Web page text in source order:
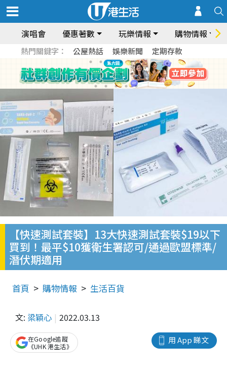
演唱會 優惠著數 玩樂情報 購物情報
熱門關鍵字： 公屋熱話 娛樂新聞 定期存款
【快速測試套裝】13大快速測試套裝$19以下
買到！最平$10獲衛生署認可/通過歐盟標準/
潛伏期適用
首頁 購物情報 生活百貨
文: 梁穎心 2022.03.13
用 App 睇文
在Google追蹤
《UHK 港生活》